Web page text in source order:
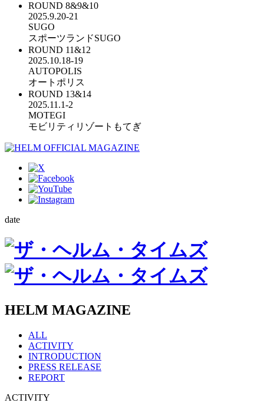
ROUND 8&9&10
2025.9.20-21
SUGO
スポーツランドSUGO
ROUND 11&12
2025.10.18-19
AUTOPOLIS
オートポリス
ROUND 13&14
2025.11.1-2
MOTEGI
モビリティリゾートもてぎ
date
HELM MAGAZINE
ALL
ACTIVITY
INTRODUCTION
PRESS RELEASE
REPORT
ACTIVITY